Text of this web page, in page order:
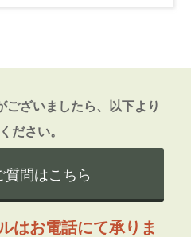
ざいましたら、以下より
ださい。
質問はこちら
はお電話にて承りま